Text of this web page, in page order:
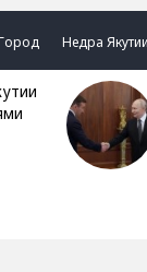
Недра Якутии